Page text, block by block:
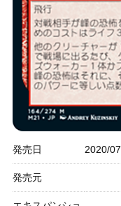
発売日 2020/
発売元